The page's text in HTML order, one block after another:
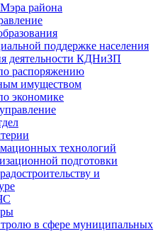
района
поддержке населения
деятельности КДНиЗП
распоряжению
имуществом
экономике
технологий
подготовки
и
в сфере муниципальных